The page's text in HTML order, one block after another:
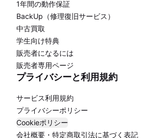
1年間の動作保証
BackUp（修理復旧サービス）
中古買取
学生向け特典
販売者になるには
販売者専用ページ
プライバシーと利用規約
サービス利用規約
プライバシーポリシー
Cookieポリシー
会社概要・特定商取引法に基づく表記